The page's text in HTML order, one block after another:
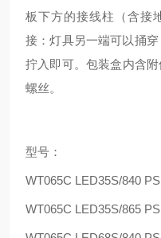
板下方的接线柱（含接
接：灯具另一端可以捅
拧入即可。包装盒内含
螺丝。
型号：
WT065C LED35S/840
WT065C LED35S/865